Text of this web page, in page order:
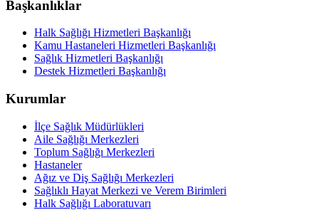
Başkanlıklar
Halk Sağlığı Hizmetleri Başkanlığı
Kamu Hastaneleri Hizmetleri Başkanlığı
Sağlık Hizmetleri Başkanlığı
Destek Hizmetleri Başkanlığı
Kurumlar
İlçe Sağlık Müdürlükleri
Aile Sağlığı Merkezleri
Toplum Sağlığı Merkezleri
Hastaneler
Ağız ve Diş Sağlığı Merkezleri
Sağlıklı Hayat Merkezi ve Verem Birimleri
Halk Sağlığı Laboratuvarı